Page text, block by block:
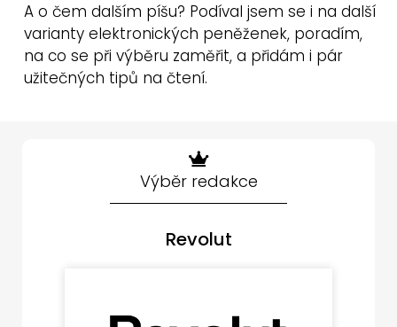
A o čem dalším píšu? Podíval jsem se i na další
varianty elektronických peněženek, poradím,
na co se při výběru zaměřit, a přidám i pár
užitečných tipů na čtení.
Výběr redakce
Revolut